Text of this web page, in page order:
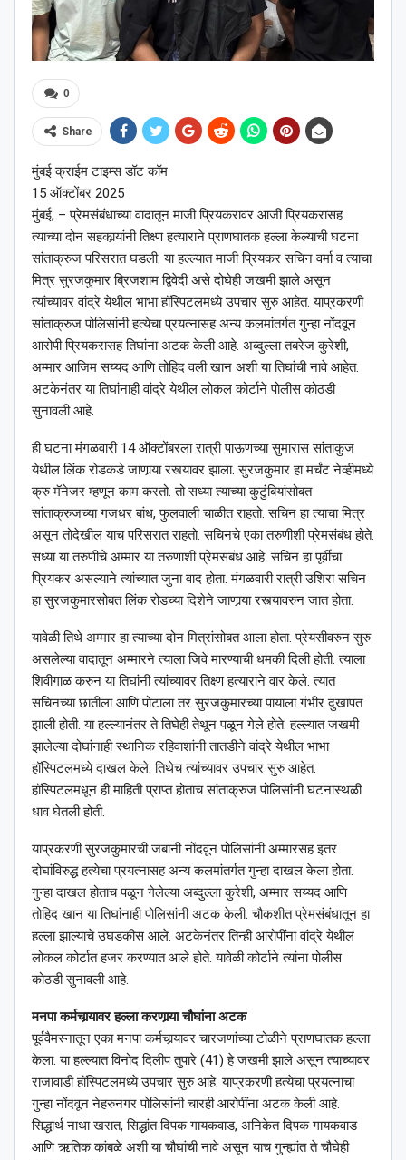
0
Share
मुंबई क्राईम टाइम्स डॉट कॉम
15 ऑक्टोंबर 2025
मुंबई, – प्रेमसंबंधाच्या वादातून माजी प्रियकरावर आजी प्रियकरासह
त्याच्या दोन सहकार्‍यांनी तिक्ष्ण हत्याराने प्राणघातक हल्ला केल्याची घटना
सांताक्रुज परिसरात घडली. या हल्ल्यात माजी प्रियकर सचिन वर्मा व त्याचा
मित्र सुरजकुमार ब्रिजशाम द्विवेदी असे दोघेही जखमी झाले असून
त्यांच्यावर वांद्रे येथील भाभा हॉस्पिटलमध्ये उपचार सुरु आहेत. याप्रकरणी
सांताक्रुज पोलिसांनी हत्येचा प्रयत्नासह अन्य कलमांतर्गत गुन्हा नोंदवून
आरोपी प्रियकरासह तिघांना अटक केली आहे. अब्दुल्ला तबरेज कुरेशी,
अम्मार आजिम सय्यद आणि तोहिद वली खान अशी या तिघांची नावे आहेत.
अटकेनंतर या तिघांनाही वांद्रे येथील लोकल कोर्टाने पोलीस कोठडी
सुनावली आहे.
ही घटना मंगळवारी 14 ऑक्टोंबरला रात्री पाऊणच्या सुमारास सांताकुज
येथील लिंक रोडकडे जाणार्‍या रस्त्यावर झाला. सुरजकुमार हा मर्चंट नेव्हीमध्ये
क्रु मॅनेजर म्हणून काम करतो. तो सध्या त्याच्या कुटुंबियांसोबत
सांताक्रुजच्या गजधर बांध, फुलवाली चाळीत राहतो. सचिन हा त्याचा मित्र
असून तोदेखील याच परिसरात राहतो. सचिनचे एका तरुणीशी प्रेमसंबंध होते.
सध्या या तरुणीचे अम्मार या तरुणाशी प्रेमसंबंध आहे. सचिन हा पूर्वीचा
प्रियकर असल्याने त्यांच्यात जुना वाद होता. मंगळवारी रात्री उशिरा सचिन
हा सुरजकुमारसोबत लिंक रोडच्या दिशेने जाणार्‍या रस्त्यावरुन जात होता.
यावेळी तिथे अम्मार हा त्याच्या दोन मित्रांसोबत आला होता. प्रेयसीवरुन सुरु
असलेल्या वादातून अम्मारने त्याला जिवे मारण्याची धमकी दिली होती. त्याला
शिवीगाळ करुन या तिघांनी त्यांच्यावर तिक्ष्ण हत्याराने वार केले. त्यात
सचिनच्या छातीला आणि पोटाला तर सुरजकुमारच्या पायाला गंभीर दुखापत
झाली होती. या हल्ल्यानंतर ते तिघेही तेथून पळून गेले होते. हल्ल्यात जखमी
झालेल्या दोघांनाही स्थानिक रहिवाशांनी तातडीने वांद्रे येथील भाभा
हॉस्पिटलमध्ये दाखल केले. तिथेच त्यांच्यावर उपचार सुरु आहेत.
हॉस्पिटलमधून ही माहिती प्राप्त होताच सांताक्रुज पोलिसांनी घटनास्थळी
धाव घेतली होती.
याप्रकरणी सुरजकुमारची जबानी नोंदवून पोलिसांनी अम्मारसह इतर
दोघांविरुद्ध हत्येचा प्रयत्नासह अन्य कलमांतर्गत गुन्हा दाखल केला होता.
गुन्हा दाखल होताच पळून गेलेल्या अब्दुल्ला कुरेशी, अम्मार सय्यद आणि
तोहिद खान या तिघांनाही पोलिसांनी अटक केली. चौकशीत प्रेमसंबंधातून हा
हल्ला झाल्याचे उघडकीस आले. अटकेनंतर तिन्ही आरोपींना वांद्रे येथील
लोकल कोर्टात हजर करण्यात आले होते. यावेळी कोर्टाने त्यांना पोलीस
कोठडी सुनावली आहे.
मनपा कर्मचार्‍यावर हल्ला करणार्‍या चौघांना अटक
पूर्ववैमस्नातून एका मनपा कर्मचार्‍यावर चारजणांच्या टोळीने प्राणघातक हल्ला
केला. या हल्ल्यात विनोद दिलीप तुपारे (41) हे जखमी झाले असून त्याच्यावर
राजावाडी हॉस्पिटलमध्ये उपचार सुरु आहे. याप्रकरणी हत्येचा प्रयत्नाचा
गुन्हा नोंदवून नेहरुनगर पोलिसांनी चारही आरोपींना अटक केली आहे.
सिद्धार्थ नाथा खरात, सिद्धांत दिपक गायकवाड, अनिकेत दिपक गायकवाड
आणि ऋतिक कांबळे अशी या चौघांची नावे असून याच गुन्ह्यांत ते चौघेही